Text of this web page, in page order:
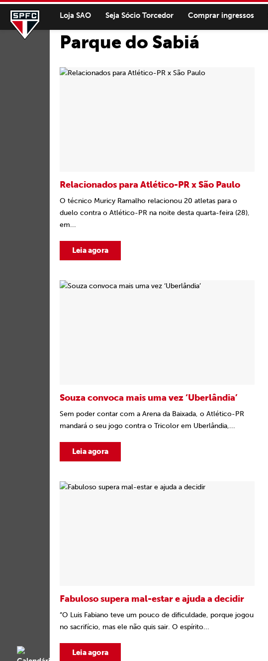
Loja SAO Seja Sócio Torcedor Comprar ingressos
Parque do Sabiá
Relacionados para Atlético-PR x São Paulo
O técnico Muricy Ramalho relacionou 20 atletas para o
duelo contra o Atlético-PR na noite desta quarta-feira (28),
em...
Leia agora
Souza convoca mais uma vez ‘Uberlândia’
Sem poder contar com a Arena da Baixada, o Atlético-PR
mandará o seu jogo contra o Tricolor em Uberlândia,...
Leia agora
Fabuloso supera mal-estar e ajuda a decidir
“O Luis Fabiano teve um pouco de dificuldade, porque jogou
no sacrifício, mas ele não quis sair. O espírito...
Leia agora